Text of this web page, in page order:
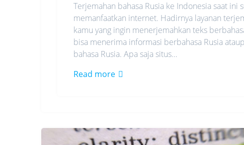
Terjemahan bahasa Rusia ke Indonesia saat
memanfaatkan internet. Hadirnya layanan
kamu yang ingin menerjemahkan teks
bisa menerima informasi berbahasa Rusia
bahasa Rusia. Apa saja situs…
Read more